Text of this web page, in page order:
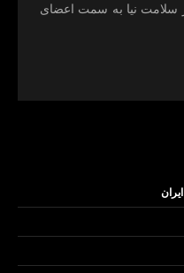
سلامت نيا به سمت اعضای